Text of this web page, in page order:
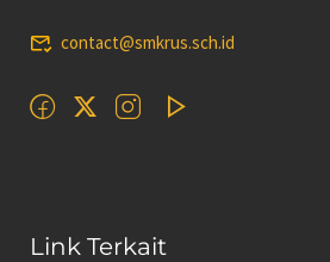
contact@smkrus.sch.id
Link Terkait